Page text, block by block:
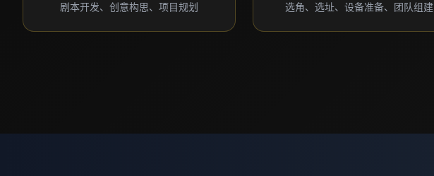
剧本开发、创意构思、项目规划 选角、选址、设备准备、团队组建